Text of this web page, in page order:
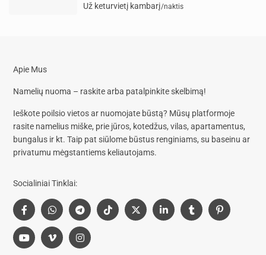
Už keturvietį kambarį/naktis
Apie Mus
Namelių nuoma – raskite arba patalpinkite skelbimą!
Ieškote poilsio vietos ar nuomojate būstą? Mūsų platformoje
rasite namelius miške, prie jūros, kotedžus, vilas, apartamentus,
bungalus ir kt. Taip pat siūlome būstus renginiams, su baseinu ar
privatumu mėgstantiems keliautojams.
Socialiniai Tinklai: